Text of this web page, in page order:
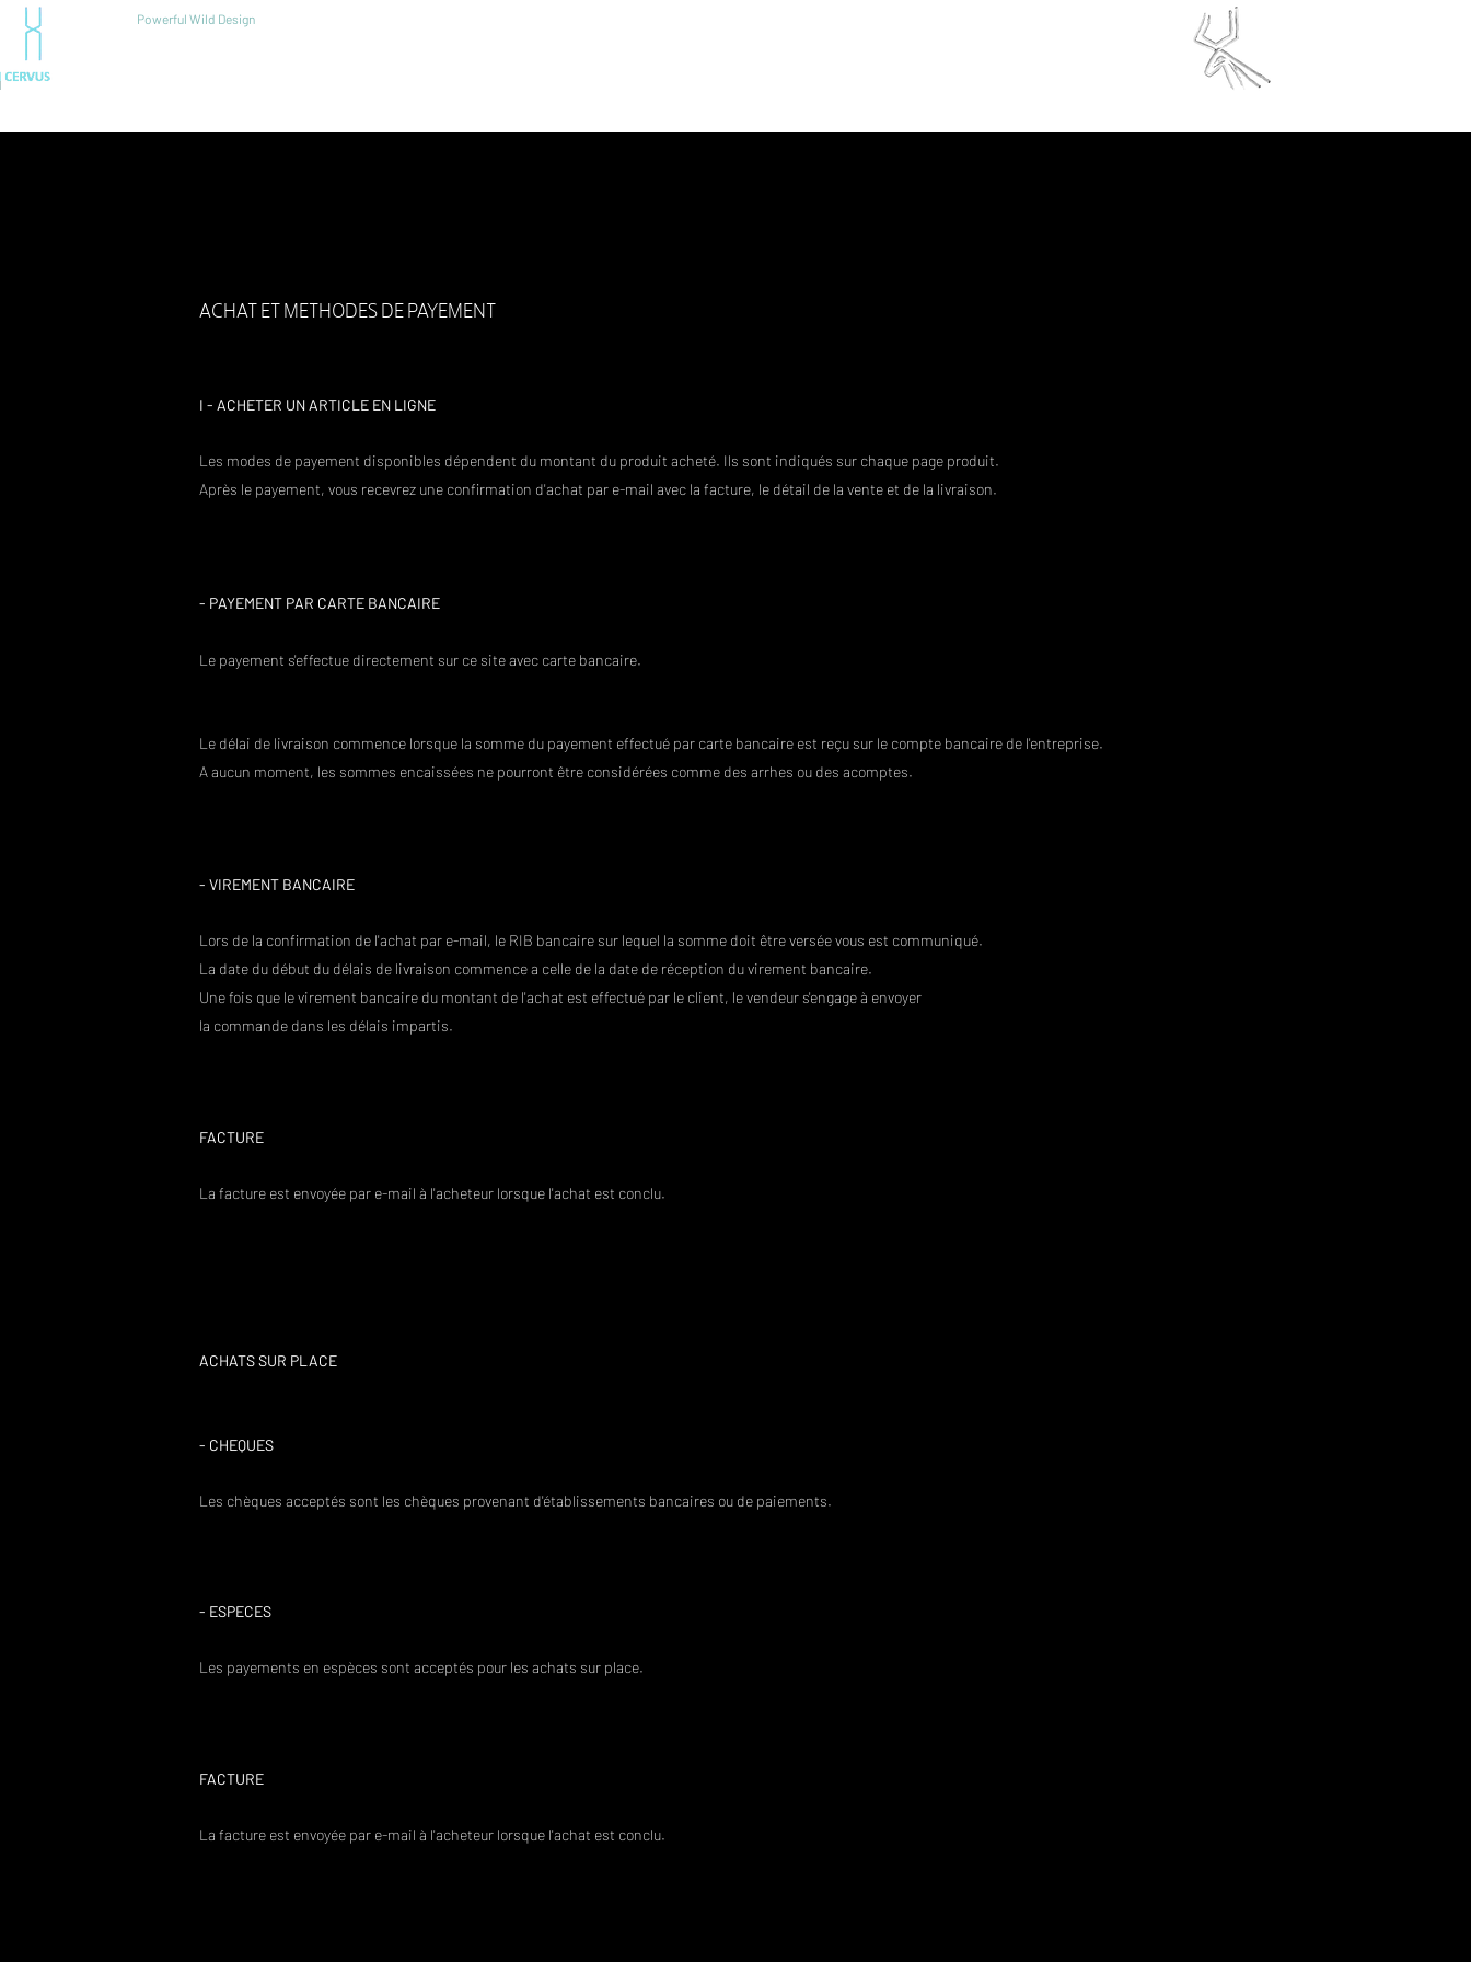
Powerful Wild Design
ACHAT ET METHODES DE PAYEMENT
I - ACHETER UN ARTICLE EN LIGNE​​
Les modes de payement disponibles dépendent du montant du produit acheté. Ils sont indiqués sur chaque page produit.​
​Après le payement, vous recevrez une confirmation d'achat par e-mail avec la facture, le détail de la vente et de la livraison.
- PAYEMENT PAR CARTE BANCAIRE
Le payement s'effectue directement sur ce site avec carte bancaire.
Le délai de livraison commence lorsque la somme du payement effectué par carte bancaire est reçu sur le compte bancaire de l'entreprise.
A aucun moment, les sommes encaissées ne pourront être considérées comme des arrhes ou des acomptes.
​- VIREMENT BANCAIRE
Lors de la confirmation de l'achat par e-mail, le RIB bancaire sur lequel la somme doit être versée vous est communiqué.
La date du début du délais de livraison commence a celle de la date de réception du virement bancaire.
Une fois que le virement bancaire du montant de l'achat est effectué par le client, le vendeur s'engage à envoyer
la commande dans les délais impartis.
FACTURE
La facture est envoyée par e-mail à l'acheteur lorsque l'achat est conclu.
ACHATS SUR PLACE
- CHEQUES
Les chèques acceptés sont les chèques provenant d'établissements bancaires ou de paiements.
- ESPECES
Les payements en espèces sont acceptés pour les achats sur place.
FACTURE
La facture est envoyée par e-mail à l'acheteur lorsque l'achat est conclu.